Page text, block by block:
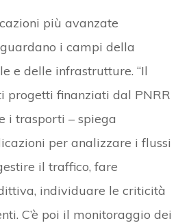
più avanzate
i campi della
e delle infrastrutture. “Il
progetti finanziati dal PNRR
i trasporti – spiega
per analizzare i flussi
il traffico, fare
individuare le criticità
C’è poi il monitoraggio dei